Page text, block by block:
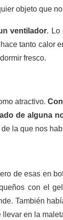
objeto que
ventilador. Lo
tanto calor
fresco.
atractivo.
de alguna
la que nos
de esas en
con el
También
llevar en la